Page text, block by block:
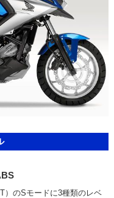
）のSモードに3種類のレベ